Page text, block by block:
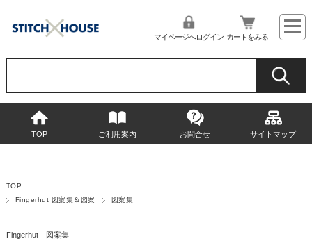
マイページへログイン カートをみる
TOP ご利用案内 お問合せ サイトマップ
TOP
Fingerhut 図案集＆図案
図案集
Fingerhut 図案集